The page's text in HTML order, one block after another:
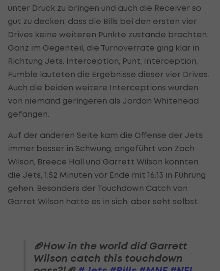
unter Druck zu bringen und auch die Receiver so
gut zu decken, dass die Bills bei den ersten vier
Drives keine weiteren Punkte zustande brachten.
Ganz im Gegenteil, die Turnoverrate ging klar in
Richtung Jets. Interception, Punt, Interception,
Fumble lauteten die Ergebnisse dieser vier Drives.
Auch die beiden weitere Interceptions wurden
von niemand geringeren als Jordan Whitehead
gefangen.
Auf der anderen Seite kam die Offense der Jets
immer besser in Schwung, angeführt von Zach
Wilson, Breece Hall und Garrett Wilson konnten
die Jets, 1:52 Minuten vor Ende mit 16:13 in Führung
gehen. Besonders der Touchdown Catch von
Garret Wilson hatte es in sich, aber seht selbst.
🏈How in the world did Garrett
Wilson catch this touchdown